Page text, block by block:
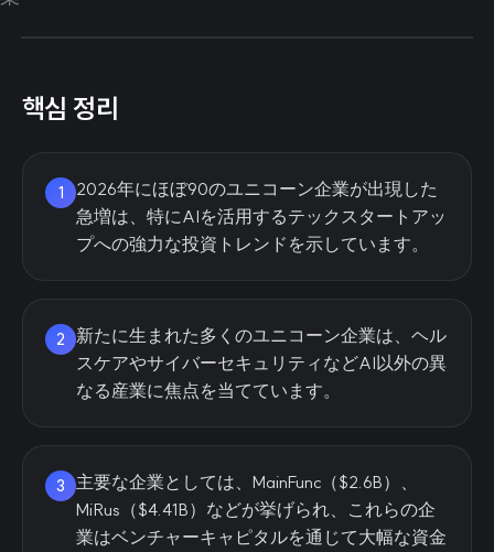
핵심 정리
1
2026年にほぼ90のユニコーン企業が出現した
急増は、特にAIを活用するテックスタートアッ
プへの強力な投資トレンドを示しています。
2
新たに生まれた多くのユニコーン企業は、ヘル
スケアやサイバーセキュリティなどAI以外の異
なる産業に焦点を当てています。
3
主要な企業としては、MainFunc（$2.6B）、
MiRus（$4.41B）などが挙げられ、これらの企
業はベンチャーキャピタルを通じて大幅な資金